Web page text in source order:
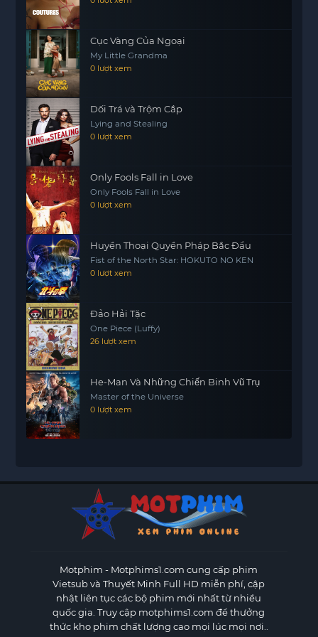
Đặc biệt, bộ phim còn mang đến cái nhìn sâu sắc
về mối quan hệ phức tạp giữa hai quốc gia, Hàn
Quốc và Triều Tiên. Những xung đột và mâu
thuẫn chính trị
khéo léo vào câu chuyện, khiến khán giả không
chỉ thưởng thức các pha hành động mà còn suy
ngẫm về những vấn đề lớn hơn.
Với một kịch bản chặt chẽ và diễn xuất ấn tượng,
“Humint” hứa hẹn sẽ mang đến cho người xem
những trải nghiệm đầy cảm xúc và suy ngẫm. Đây
là một bộ phim không thể bỏ qua cho những ai
yêu thích thể loại hành động, đồng thời cũng là
một tác phẩm đáng để suy nghĩ về tình yêu và
lòng trung thành trong những hoàn cảnh đặc
biệt.
Cục Vàng Của Ngoại
My Little Grandma
0 lượt xem
Dối Trá và Trộm Cắp
Lying and Stealing
0 lượt xem
Only Fools Fall in Love
Only Fools Fall in Love
0 lượt xem
Huyền Thoại Quyền Pháp Bắc Đẩu
Fist of the North Star: HOKUTO NO KEN
0 lượt xem
Đảo Hải Tặc
One Piece (Luffy)
26 lượt xem
He-Man Và Những Chiến Binh Vũ Trụ
Master of the Universe
0 lượt xem
Motphim - Motphims1.com cung cấp phim
Vietsub và Thuyết Minh Full HD miễn phí, cập
nhật liên tục các bộ phim mới nhất từ nhiều
quốc gia. Truy cập motphims1.com để thưởng
thức kho phim chất lượng cao mọi lúc mọi nơi..